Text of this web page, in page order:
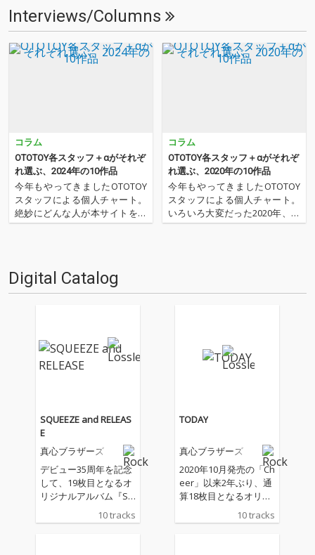
Interviews/Columns
コラム
OTOTOY各スタッフ＋αがそれぞ
れ選ぶ、2024年の10作品
今年もやってきましたOTOTOY
スタッフによる個人チャート。
絶妙にどんな人が本サイトを運
営しているのか？ そんな自己
か？ ということでスタッフ・
チャートをお届けします…
コラム
OTOTOY各スタッフ＋αがそれぞ
れ選ぶ、2020年の10作品
今年もやってきましたOTOTOY
スタッフによる個人チャート。
いろいろ大変だった2020年、な
にを聴いてOTOTOYを作ってい
にも書いてもらいま…
Digital Catalog
SQUEEZE and RELEAS
E
真心ブラザーズ
デビュー35周年を記念
して、19枚目となるオ
リジナルアルバム『SQ
UEEZE and RELEASE』
を発売!2022年発売『T
10 tracks
TODAY
真心ブラザーズ
2020年10月発売の「Ch
eer」以来2年ぶり、通
算18枚目となるオリジ
ナル・アルバムは、現
在テレビ東京にて放送
10 tracks